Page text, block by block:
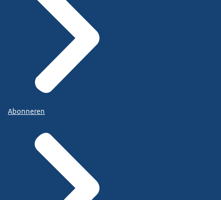
Abonneren